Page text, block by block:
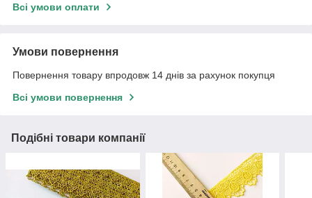
Всі умови оплати
Умови повернення
Повернення товару впродовж 14 днів за рахунок покупця
Всі умови повернення
Подібні товари компанії